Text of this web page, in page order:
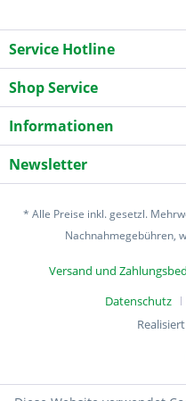
Service Hotline
Shop Service
Informationen
Newsletter
* Alle Preise inkl. gesetzl.
Nachnahmegebühren,
Versand und
Datenschutz